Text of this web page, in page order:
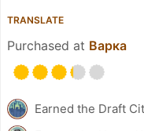
TRANSLATE
Purchased at Варка
Earned the Draft